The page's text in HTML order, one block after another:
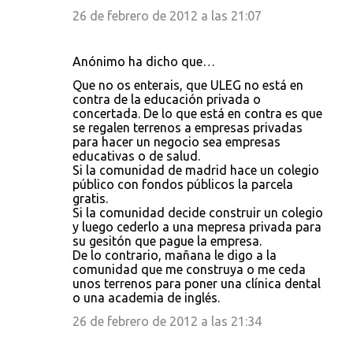
26 de febrero de 2012 a las 21:07
Anónimo ha dicho que…
Que no os enterais, que ULEG no está en
contra de la educación privada o
concertada. De lo que está en contra es que
se regalen terrenos a empresas privadas
para hacer un negocio sea empresas
educativas o de salud.
Si la comunidad de madrid hace un colegio
público con fondos públicos la parcela
gratis.
Si la comunidad decide construir un colegio
y luego cederlo a una mepresa privada para
su gesitón que pague la empresa.
De lo contrario, mañana le digo a la
comunidad que me construya o me ceda
unos terrenos para poner una clínica dental
o una academia de inglés.
26 de febrero de 2012 a las 21:34